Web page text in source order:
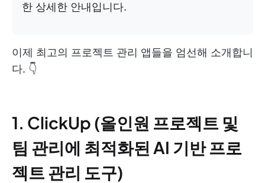
한 상세한 안내입니다.
이제 최고의 프로젝트 관리 앱들을 엄선해 소개합니
다. 👇
1. ClickUp (올인원 프로젝트 및
팀 관리에 최적화된 AI 기반 프로
젝트 관리 도구)